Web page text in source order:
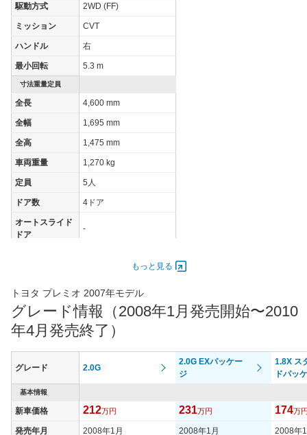
WLTCモード(高
JC08モード
1015モード
60km定地
装備オプション 装備詳細を見る
駆動方式 2WD (FF)
ミッション CVT
ハンドル 右
最小回転 5.3 m
寸法重量定員
全長 4,600 mm
全幅 1,695 mm
全高 1,475 mm
車両重量 1,270 kg
定員 5人
ドア数 4ドア
オートスライド
ドア
-
116.00 [158]/ 6,200
最高トルク 196 [20]/ 4,400
過給機 -
タイヤ
195/55R16 86V
(後)
燃費
WLTCモード -
もっと見る
トヨタ プレミオ 2007年モデル
グレード情報（2008年1月発売開始〜2010
年4月発売終了）
グレード 2.0G
2.0G EXパッケー
ジ
1.8X ス
ドパッ
基本情報
新車価格 212万円 231万円 174万
発売年月 2008年1月 2008年1月 2008年